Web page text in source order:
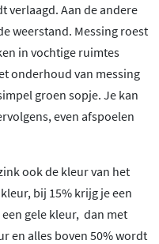
verlaagd. Aan de andere
weerstand. Messing roest
in vochtige ruimtes
onderhoud van messing
groen sopje. Je kan
even afspoelen
ook de kleur van het
bij 15% krijg je een
gele kleur, dan met
en alles boven 50% wordt